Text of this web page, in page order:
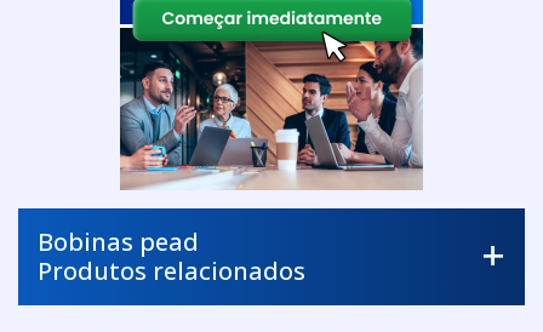
Bobinas pead
Produtos relacionados